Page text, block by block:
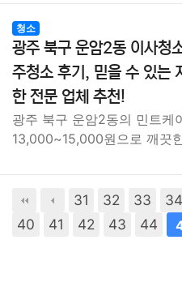
청소
광주 북구 운암2동 이사청
주청소 후기, 믿을 수 있는
한 전문 업체 추천!
광주 북구 운암2동의 민트케
13,000~15,000원으로 깨끗
31 32 33 34
40
41 42 43 44